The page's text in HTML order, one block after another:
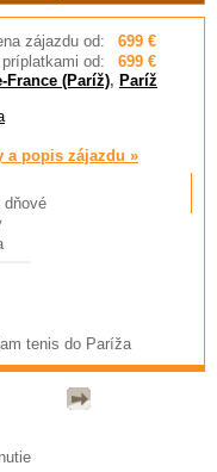
zájazdu od:
699 €
od:
699 €
France (Paríž), Paríž
a popis zájazdu »
dňové
tenis do Paríža